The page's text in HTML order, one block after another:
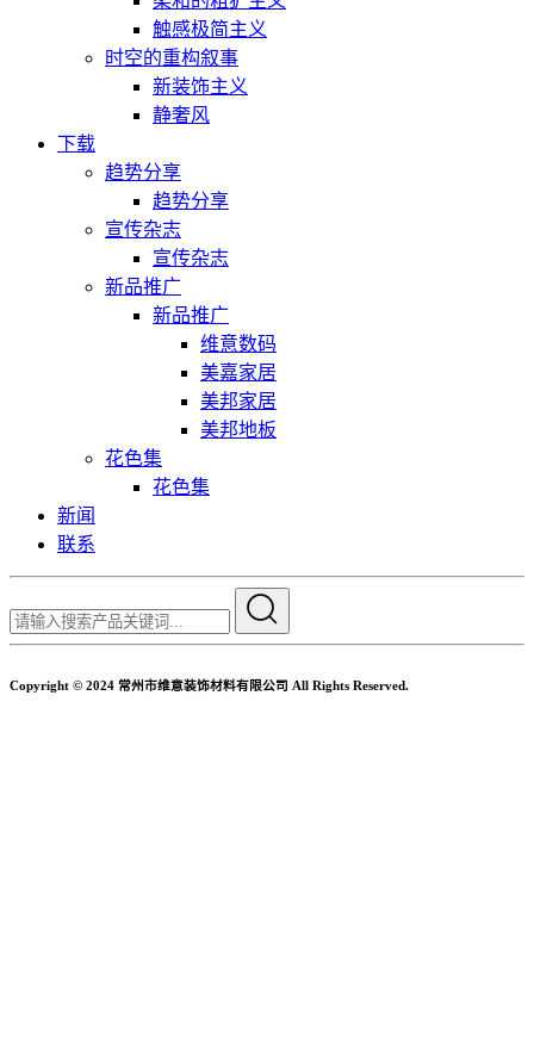
触感极简主义
时空的重构叙事
新装饰主义
静奢风
下载
趋势分享
趋势分享
宣传杂志
宣传杂志
新品推广
新品推广
维意数码
美嘉家居
美邦家居
美邦地板
花色集
花色集
新闻
联系
Copyright © 2024 常州市维意装饰材料有限公司 All Rights Reserved.